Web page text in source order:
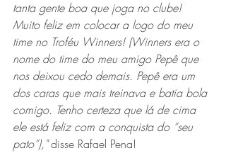
tanta gente boa que joga no clube!
Muito feliz em colocar a logo do meu
time no Troféu Winners! (Winners era o
nome do time do meu amigo Pepê que
nos deixou cedo demais. Pepê era um
dos caras que mais treinava e batia bola
comigo. Tenho certeza que lá de cima
ele está feliz com a conquista do “seu
pato”)," disse Rafael Pena!